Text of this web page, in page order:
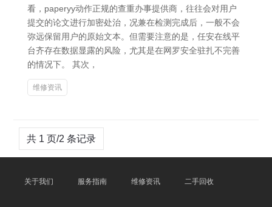
看，paperyy动作正规的查重办事提供商，往往会对用户
提交的论文进行加密处治，况兼在检测完成后，一般不会
弥远保留用户的原始文本。但需要注意的是，任安在线平
台齐存在数据显露的风险，尤其是在网罗安全驻扎不完善
的情况下。 其次，
维修资讯
共 1 页/2 条记录
关于我们 服务指南 维修资讯 二手回收